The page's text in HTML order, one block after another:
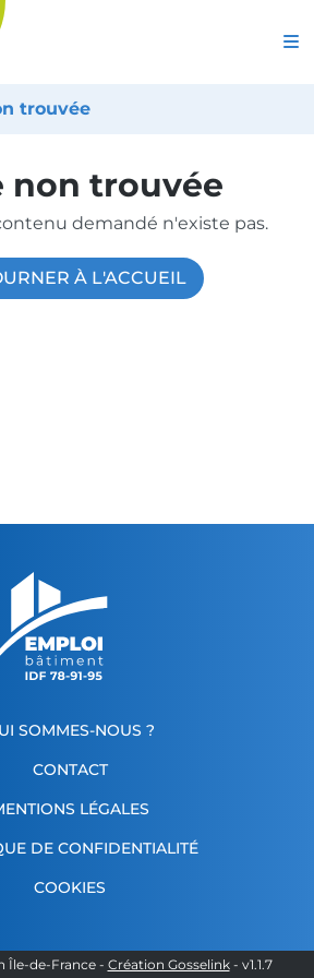
trouvée
non trouvée
demandé n'existe pas.
À L'ACCUEIL
SOMMES-NOUS ?
CONTACT
LÉGALES
DE CONFIDENTIALITÉ
COOKIES
Île-de-France- Création Gosselink - v1.1.7